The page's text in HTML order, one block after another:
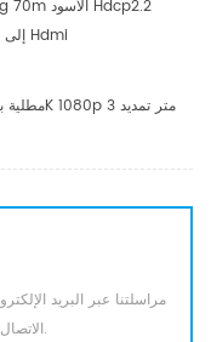
الهاتف إلى التلفزيون كابل Hdmi Usb نوع C إلى كابل Hdmi
مراسلتنا عبر البريد
الاتصال الخاصة بنا. وسنكون سعداء للإجابة على أسئلتكم.